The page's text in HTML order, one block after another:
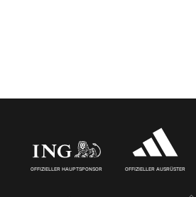
OFFIZIELLER HAUPTSPONSOR OFFIZIELLER AUSRÜSTER